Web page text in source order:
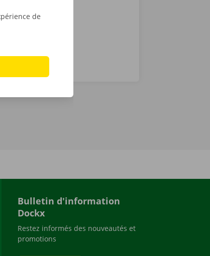
Bulletin d'information
Dockx
Restez informés des nouveautés et
promotions
de